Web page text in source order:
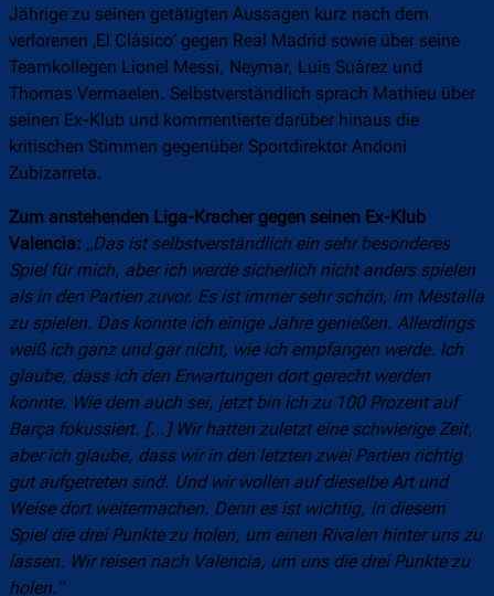
Jährige zu seinen getätigten Aussagen kurz nach dem
verlorenen ‚El Clásico‘ gegen Real Madrid sowie über seine
Teamkollegen Lionel Messi, Neymar, Luis Suárez und
Thomas Vermaelen. Selbstverständlich sprach Mathieu über
seinen Ex-Klub und kommentierte darüber hinaus die
kritischen Stimmen gegenüber Sportdirektor Andoni
Zubizarreta.
Zum anstehenden Liga-Kracher gegen seinen Ex-Klub
Valencia: „Das ist selbstverständlich ein sehr besonderes
Spiel für mich, aber ich werde sicherlich nicht anders spielen
als in den Partien zuvor. Es ist immer sehr schön, im Mestalla
zu spielen. Das konnte ich einige Jahre genießen. Allerdings
weiß ich ganz und gar nicht, wie ich empfangen werde. Ich
glaube, dass ich den Erwartungen dort gerecht werden
konnte. Wie dem auch sei, jetzt bin ich zu 100 Prozent auf
Barça fokussiert. […] Wir hatten zuletzt eine schwierige Zeit,
aber ich glaube, dass wir in den letzten zwei Partien richtig
gut aufgetreten sind. Und wir wollen auf dieselbe Art und
Weise dort weitermachen. Denn es ist wichtig, in diesem
Spiel die drei Punkte zu holen, um einen Rivalen hinter uns zu
lassen. Wir reisen nach Valencia, um uns die drei Punkte zu
holen.“